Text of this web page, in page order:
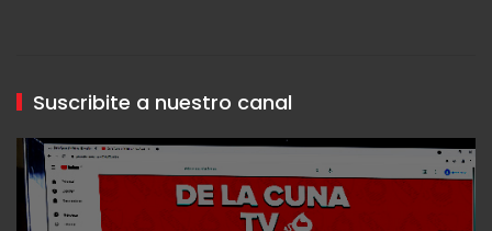
Suscribite a nuestro canal